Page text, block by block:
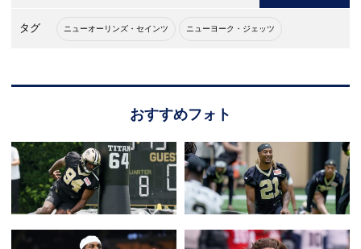
タグ ニューオーリンズ・セインツ ニューヨーク・ジェッツ
おすすめフォト